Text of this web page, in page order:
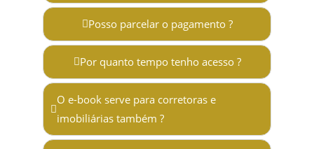
Posso parcelar o pagamento ?
Por quanto tempo tenho acesso ?
O e-book serve para corretoras e
imobiliárias também ?